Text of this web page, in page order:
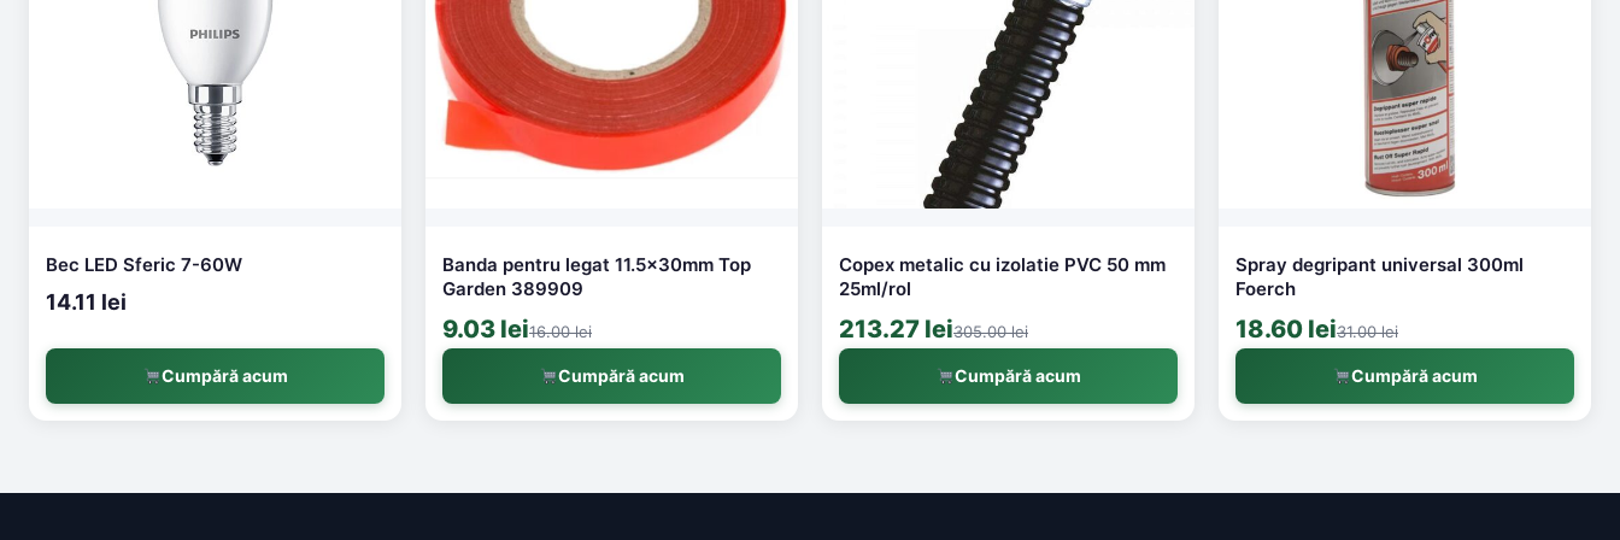
Bec LED Sferic 7-60W
14.11 lei
Cumpără acum
Banda pentru legat 11.5x30mm Top
Garden 389909
9.03 lei16.00 lei
Cumpără acum
Copex metalic cu izolatie PVC 50 mm
25ml/rol
213.27 lei305.00 lei
Cumpără acum
Spray degripant universal 300ml
Foerch
18.60 lei31.00 lei
Cumpără acum